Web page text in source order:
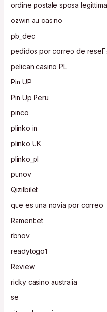
ordine postale sposa legittima
ozwin au casino
pb_dec
pedidos por correo de
pelican casino PL
Pin UP
Pin Up Peru
pinco
plinko in
plinko UK
plinko_pl
punov
Qizilbilet
que es una novia por correo
Ramenbet
rbnov
readytogo1
Review
ricky casino australia
se